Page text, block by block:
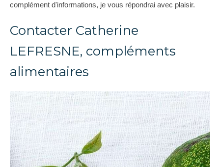
complément d'informations, je vous répondrai avec plaisir.
Contacter Catherine
LEFRESNE, compléments
alimentaires